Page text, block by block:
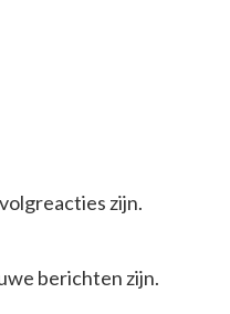
zijn.
berichten zijn.